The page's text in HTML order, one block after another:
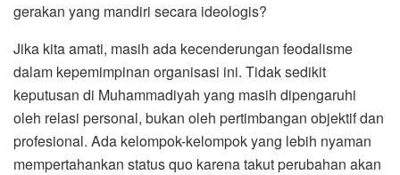
gerakan yang mandiri secara ideologis?
Jika kita amati, masih ada kecenderungan feodalisme
dalam kepemimpinan organisasi ini. Tidak sedikit
keputusan di Muhammadiyah yang masih dipengaruhi
oleh relasi personal, bukan oleh pertimbangan objektif dan
profesional. Ada kelompok-kelompok yang lebih nyaman
mempertahankan status quo karena takut perubahan akan